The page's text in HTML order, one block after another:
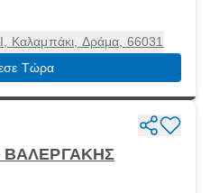
Δράμα, 66031
Τώρα
ΒΑΛΕΡΓΑΚΗΣ